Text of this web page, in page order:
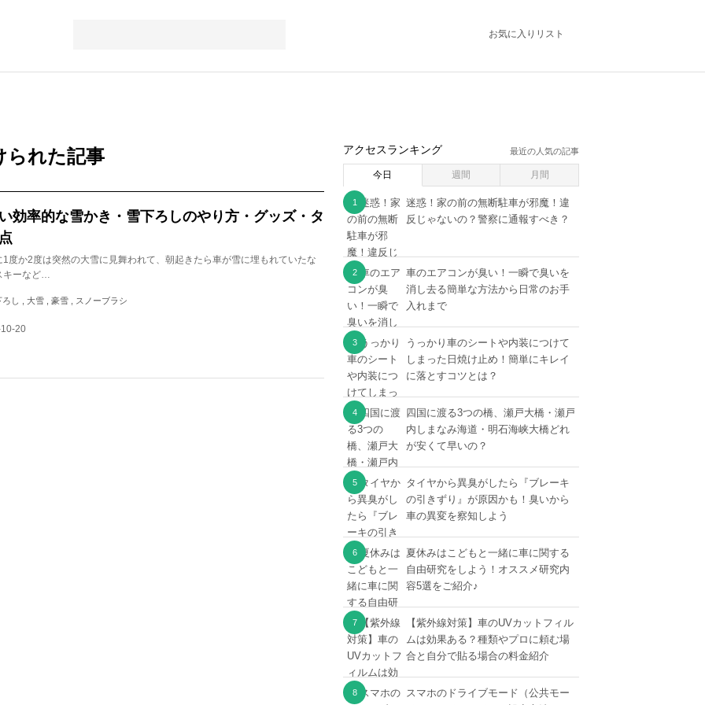
お気に入りリスト
られた記事
効率的な雪かき・雪下ろしのやり方・グッズ・タ
度か2度は突然の大雪に見舞われて、朝起きたら車が雪に埋もれていたな
キーなど…
し , 大雪 , 豪雪 , スノーブラシ
20
アクセスランキング 最近の人気の記事
今日 週間 月間
迷惑！家の前の無断駐車が邪魔！違
反じゃないの？警察に通報すべき？
車のエアコンが臭い！一瞬で臭いを
消し去る簡単な方法から日常のお手
入れまで
うっかり車のシートや内装につけて
しまった日焼け止め！簡単にキレイ
に落とすコツとは？
四国に渡る3つの橋、瀬戸大橋・瀬戸
内しまなみ海道・明石海峡大橋どれ
が安くて早いの？
タイヤから異臭がしたら『ブレーキ
の引きずり』が原因かも！臭いから
車の異変を察知しよう
夏休みはこどもと一緒に車に関する
自由研究をしよう！オススメ研究内
容5選をご紹介♪
【紫外線対策】車のUVカットフィル
ムは効果ある？種類やプロに頼む場
合と自分で貼る場合の料金紹介
スマホのドライブモード（公共モー